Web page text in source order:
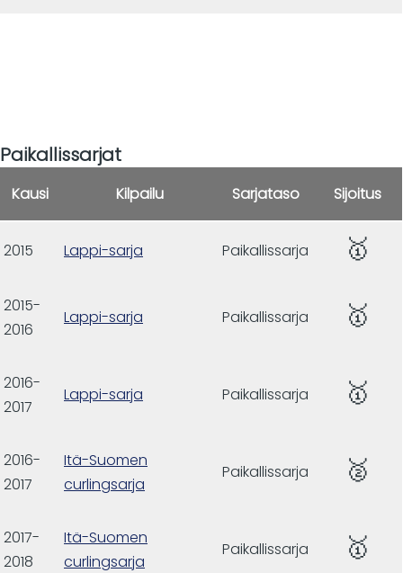
Paikallissarjat
Kausi Kilpailu Sarjataso Sijoitus
2015 Lappi-sarja Paikallissarja 🥇
2015-
2016
Lappi-sarja Paikallissarja 🥇
2016-
2017
Lappi-sarja Paikallissarja 🥇
2016-
2017
Itä-Suomen
curlingsarja
Paikallissarja 🥈
2017-
2018
Itä-Suomen
curlingsarja
Paikallissarja 🥇